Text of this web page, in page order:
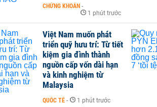
CHỨNG KHOÁN -
1 phút trước
Việt Nam muốn phát
triển quỹ hưu trí: Từ tiết
kiệm gia đình thành
nguồn cấp vốn dài hạn
và kinh nghiệm từ
Malaysia
QUỐC TẾ - 1 phút trước